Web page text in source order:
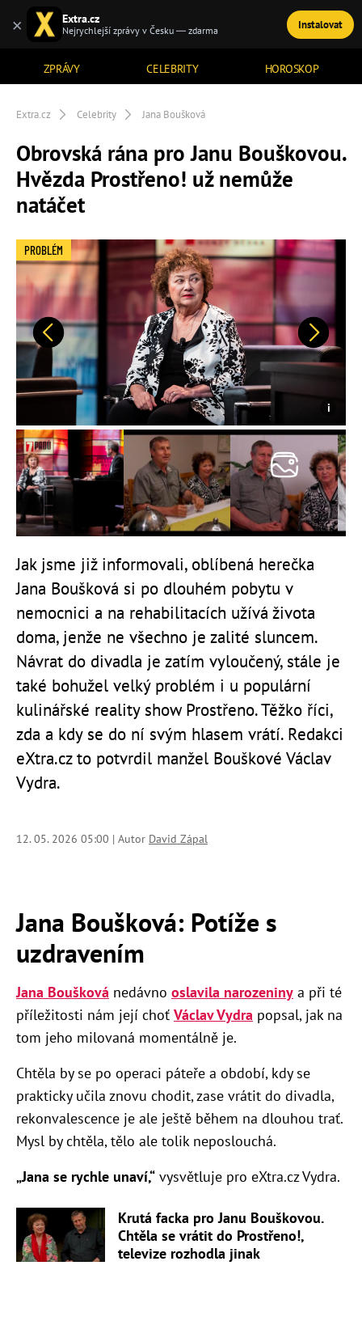
ZPRÁVY CELEBRITY HOROSKOP
TÉMATA
Extra.cz Celebrity Jana Boušková
Obrovská rána pro Janu Bouškovou.
Hvězda Prostřeno! už nemůže
natáčet
Předchozí Další
PROBLÉM
Jak jsme již informovali, oblíbená herečka
Jana Boušková si po dlouhém pobytu v
nemocnici a na rehabilitacích užívá života
doma, jenže ne všechno je zalité sluncem.
Návrat do divadla je zatím vyloučený, stále je
také bohužel velký problém i u populární
kulinářské reality show Prostřeno. Těžko říci,
zda a kdy se do ní svým hlasem vrátí. Redakci
eXtra.cz to potvrdil manžel Bouškové Václav
Vydra.
12. 05. 2026 05:00 | Autor David Zápal
Jana Boušková: Potíže s
uzdravením
Jana Boušková nedávno oslavila narozeniny a při té
příležitosti nám její choť Václav Vydra popsal, jak na
tom jeho milovaná momentálně je.
Chtěla by se po operaci páteře a období, kdy se
prakticky učila znovu chodit, zase vrátit do divadla,
rekonvalescence je ale ještě během na dlouhou trať.
Mysl by chtěla, tělo ale tolik neposlouchá.
„Jana se rychle unaví,“ vysvětluje pro eXtra.cz Vydra.
Krutá facka pro Janu Bouškovou.
Chtěla se vrátit do Prostřeno!,
televize rozhodla jinak
× Extra.cz
Nejrychlejší zprávy v Česku — zdarma Instalovat